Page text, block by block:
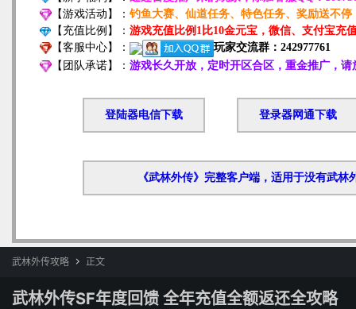
武林外传攻略  正文
武林外传SF年度回馈 全年充值全额返还全攻略